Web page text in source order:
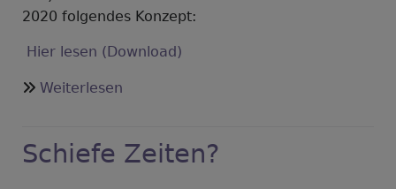
2020 folgendes Konzept:
Hier lesen (Download)
Weiterlesen
Ablauf
Schiefe Zeiten?